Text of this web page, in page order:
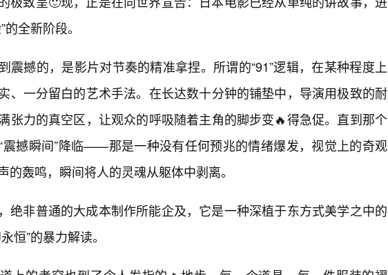
全新阶段。
震撼的，是影片对节奏的精准拿捏。所谓的“91”逻辑，在某种程度上
、一分留白的艺术手法。在长达数十分钟的铺垫中，导演用极致的耐
张力的真空区，让观众的呼吸随着主角的脚步变🔥得急促。直到那个
震撼瞬间”降临——那是一种没有任何预兆的情绪爆发，视觉上的奇观
的轰鸣，瞬间将人的灵魂从躯体中剥离。
绝非普通的大成本制作所能企及，它是一种深植于东方式美学之中的
恒”的暴力解读。